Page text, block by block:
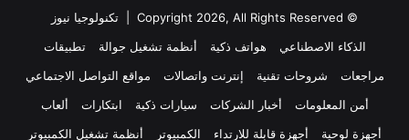
© Copyright 2026, All Rights Reserved |
تكنولوجيا نيوز
الذكاء الاصطناعي
هواتف ذكية أنظمة تشغيل جوالة
تطبيقات
مراجعات
شروحات تقنية إنترنت واتصالات
مواقع التواصل الاجتماعي
أمن المعلومات
أخبار الشركات سيارات ذكية ابتكارات
ألعاب
أجهزة لوحية
أجهزة قابلة للارتداء الكمبيوتر أنظمة تشغيل الكمبيوتر